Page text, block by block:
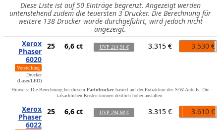
Diese Liste ist auf 50 Einträge begrenzt. Angezeigt werden
untenstehend zudem die teuersten 3 Drucker. Die Berechnung für
weitere 138 Drucker wurde durchgeführt, wird jedoch nicht
angezeigt.
Xerox
Phaser
6020
Vorstellung
Drucker
(Laser/LED)
25 6,6 ct UVP 214,91 € 3.315 € 3.530 €
Hinweis: Die Berechnung bei diesem Farbdruckerbasiert auf der Extraktion des S/W-Anteils. Die
tatsächlichen Kosten können deutlich höher ausfallen.
Xerox
Phaser
6022
25 6,6 ct UVP 294,88 € 3.315 € 3.610 €